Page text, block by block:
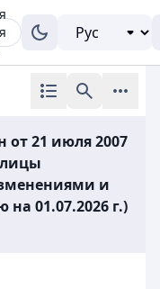
от 21 июля 2007
и
01.07.2026 г.)